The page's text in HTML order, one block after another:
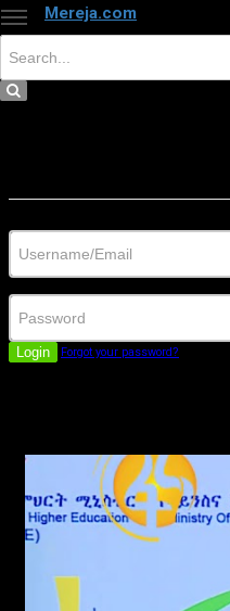
Mereja.com
Login Forgot your password?